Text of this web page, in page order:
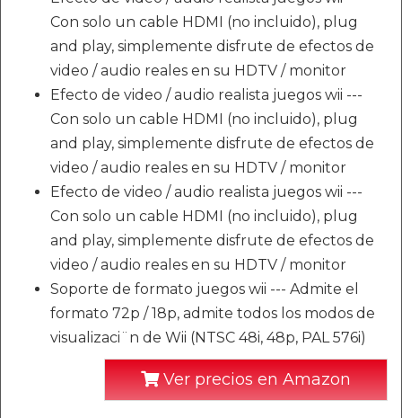
Con solo un cable HDMI (no incluido), plug
and play, simplemente disfrute de efectos de
video / audio reales en su HDTV / monitor
Efecto de video / audio realista juegos wii ---
Con solo un cable HDMI (no incluido), plug
and play, simplemente disfrute de efectos de
video / audio reales en su HDTV / monitor
Efecto de video / audio realista juegos wii ---
Con solo un cable HDMI (no incluido), plug
and play, simplemente disfrute de efectos de
video / audio reales en su HDTV / monitor
Soporte de formato juegos wii --- Admite el
formato 72p / 18p, admite todos los modos de
visualizaci¨n de Wii (NTSC 48i, 48p, PAL 576i)
Ver precios en Amazon